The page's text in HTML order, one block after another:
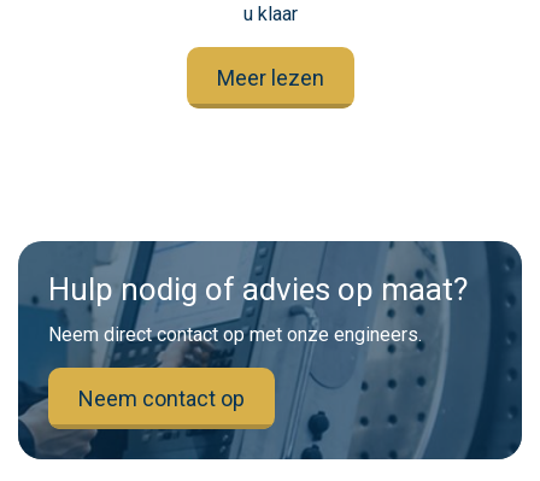
u klaar
Meer lezen
Hulp nodig of advies op maat?
Neem direct contact op met onze engineers.
Neem contact op